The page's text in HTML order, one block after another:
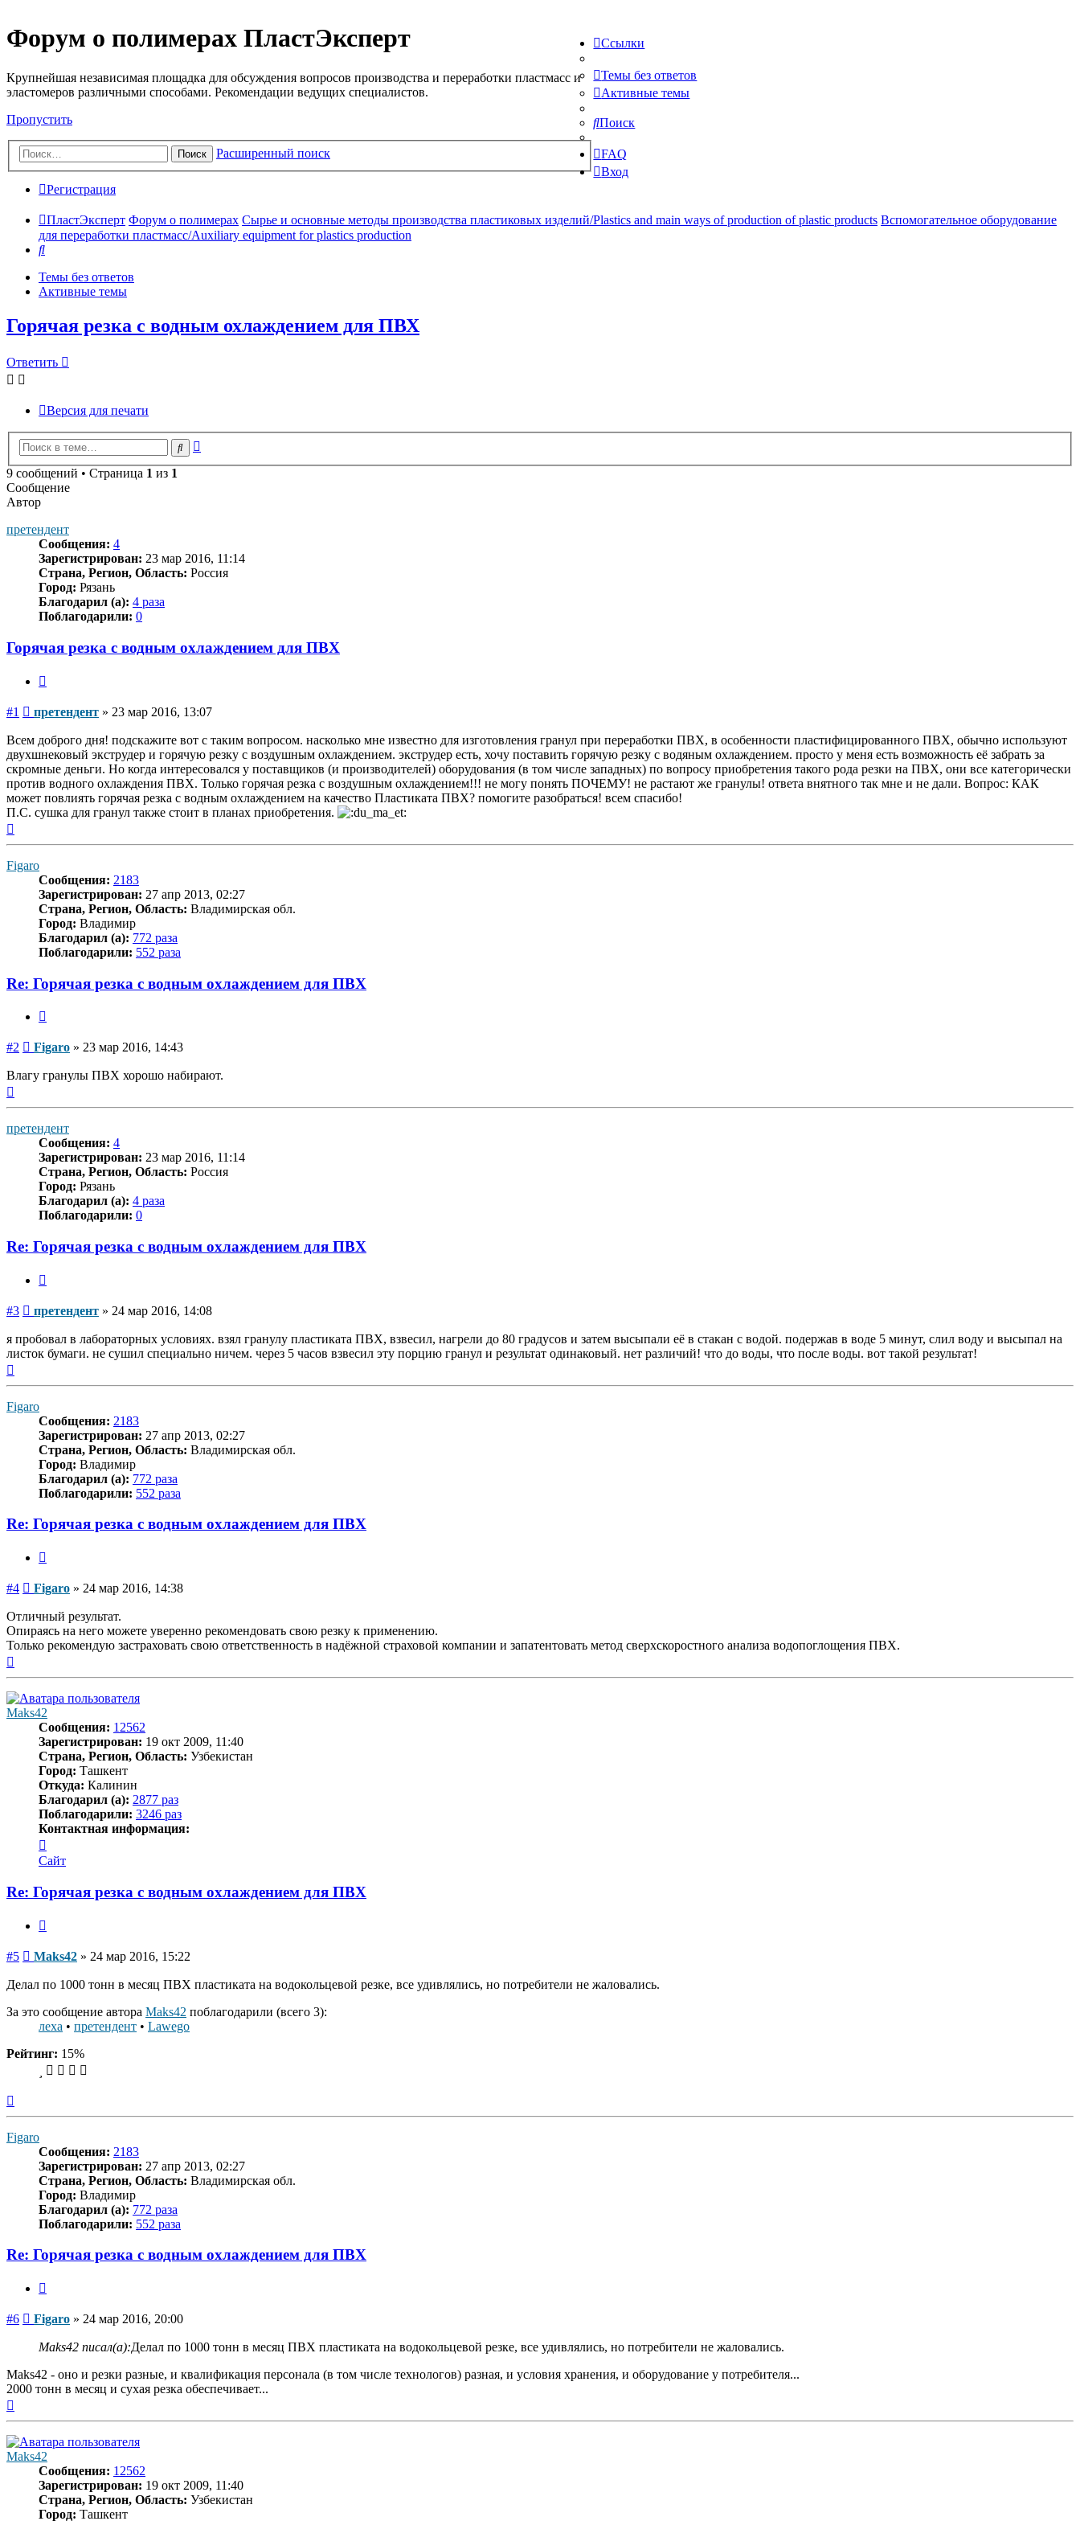
Форум о полимерах ПластЭксперт
Крупнейшая независимая площадка для обсуждения вопросов производства и переработки пластмасс и
эластомеров различными способами. Рекомендации ведущих специалистов.
Пропустить
Поиск Расширенный поиск
Ссылки
Темы без ответов
Активные темы
Поиск
FAQ
Вход
Регистрация
ПластЭксперт Форум о полимерах Сырье и основные методы производства пластиковых изделий/Plastics and main ways of production of plastic products Вспомогательное оборудование
для переработки пластмасс/Auxiliary equipment for plastics production
Поиск
Темы без ответов
Активные темы
Горячая резка с водным охлаждением для ПВХ
Ответить
Версия для печати
Поиск
9 сообщений • Страница 1 из 1
Сообщение
Автор
претендент
Сообщения: 4
Зарегистрирован: 23 мар 2016, 11:14
Страна, Регион, Область: Россия
Город: Рязань
Благодарил (а): 4 раза
Поблагодарили: 0
Горячая резка с водным охлаждением для ПВХ
#1 Сообщение
претендент » 23 мар 2016, 13:07
Всем доброго дня! подскажите вот с таким вопросом. насколько мне известно для изготовления гранул при переработки ПВХ, в особенности пластифицированного ПВХ, обычно используют
двухшнековый экструдер и горячую резку с воздушным охлаждением. экструдер есть, хочу поставить горячую резку с водяным охлаждением. просто у меня есть возможность её забрать за
скромные деньги. Но когда интересовался у поставщиков (и производителей) оборудования (в том числе западных) по вопросу приобретения такого рода резки на ПВХ, они все категорически
против водного охлаждения ПВХ. Только горячая резка с воздушным охлаждением!!! не могу понять ПОЧЕМУ! не растают же гранулы! ответа внятного так мне и не дали. Вопрос: КАК
может повлиять горячая резка с водным охлаждением на качество Пластиката ПВХ? помогите разобраться! всем спасибо!
П.С. сушка для гранул также стоит в планах приобретения.
Figaro
Сообщения: 2183
Зарегистрирован: 27 апр 2013, 02:27
Страна, Регион, Область: Владимирская обл.
Город: Владимир
Благодарил (а): 772 раза
Поблагодарили: 552 раза
Re: Горячая резка с водным охлаждением для ПВХ
#2 Сообщение
Figaro » 23 мар 2016, 14:43
Влагу гранулы ПВХ хорошо набирают.
претендент
Сообщения: 4
Зарегистрирован: 23 мар 2016, 11:14
Страна, Регион, Область: Россия
Город: Рязань
Благодарил (а): 4 раза
Поблагодарили: 0
Re: Горячая резка с водным охлаждением для ПВХ
#3 Сообщение
претендент » 24 мар 2016, 14:08
я пробовал в лабораторных условиях. взял гранулу пластиката ПВХ, взвесил, нагрели до 80 градусов и затем высыпали её в стакан с водой. подержав в воде 5 минут, слил воду и высыпал на
листок бумаги. не сушил специально ничем. через 5 часов взвесил эту порцию гранул и результат одинаковый. нет различий! что до воды, что после воды. вот такой результат!
Figaro
Сообщения: 2183
Зарегистрирован: 27 апр 2013, 02:27
Страна, Регион, Область: Владимирская обл.
Город: Владимир
Благодарил (а): 772 раза
Поблагодарили: 552 раза
Re: Горячая резка с водным охлаждением для ПВХ
#4 Сообщение
Figaro » 24 мар 2016, 14:38
Отличный результат.
Опираясь на него можете уверенно рекомендовать свою резку к применению.
Только рекомендую застраховать свою ответственность в надёжной страховой компании и запатентовать метод сверхскоростного анализа водопоглощения ПВХ.
Maks42
Сообщения: 12562
Зарегистрирован: 19 окт 2009, 11:40
Страна, Регион, Область: Узбекистан
Город: Ташкент
Откуда: Калинин
Благодарил (а): 2877 раз
Поблагодарили: 3246 раз
Контактная информация:
информация
пользователя
Сайт
Re: Горячая резка с водным охлаждением для ПВХ
#5 Сообщение
Maks42 » 24 мар 2016, 15:22
Делал по 1000 тонн в месяц ПВХ пластиката на водокольцевой резке, все удивлялись, но потребители не жаловались.
За это сообщение автора Maks42 поблагодарили (всего 3):
леха • претендент • Lawego
Рейтинг: 15%
Figaro
Сообщения: 2183
Зарегистрирован: 27 апр 2013, 02:27
Страна, Регион, Область: Владимирская обл.
Город: Владимир
Благодарил (а): 772 раза
Поблагодарили: 552 раза
Re: Горячая резка с водным охлаждением для ПВХ
#6 Сообщение
Figaro » 24 мар 2016, 20:00
Maks42 писал(а):Делал по 1000 тонн в месяц ПВХ пластиката на водокольцевой резке, все удивлялись, но потребители не жаловались.
Maks42 - оно и резки разные, и квалификация персонала (в том числе технологов) разная, и условия хранения, и оборудование у потребителя...
2000 тонн в месяц и сухая резка обеспечивает...
Maks42
Сообщения: 12562
Зарегистрирован: 19 окт 2009, 11:40
Страна, Регион, Область: Узбекистан
Город: Ташкент